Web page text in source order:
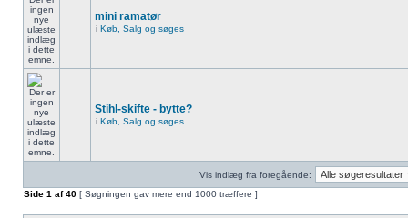
mini ramatør
i Køb, Salg og søges
Stihl-skifte - bytte?
i Køb, Salg og søges
Vis indlæg fra foregående:
Side 1 af40 [ Søgningen gav mere end 1000 træffere ]